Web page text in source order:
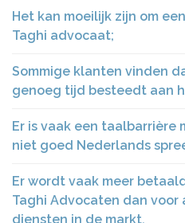
Het kan moeilijk zijn om
Taghi advocaat;
Sommige klanten vinden
genoeg tijd besteedt aan
Er is vaak een taalbarrière
niet goed Nederlands
Er wordt vaak meer
Taghi Advocaten dan
diensten in de markt.